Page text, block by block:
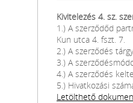
Kivitelezés 4. sz.
1.) A szerződőd
Kun utca 4. fszt. 7.
2.) A szerződés
3.) A
4.) A szerződés
5.) Hivatkozási
Letölthető